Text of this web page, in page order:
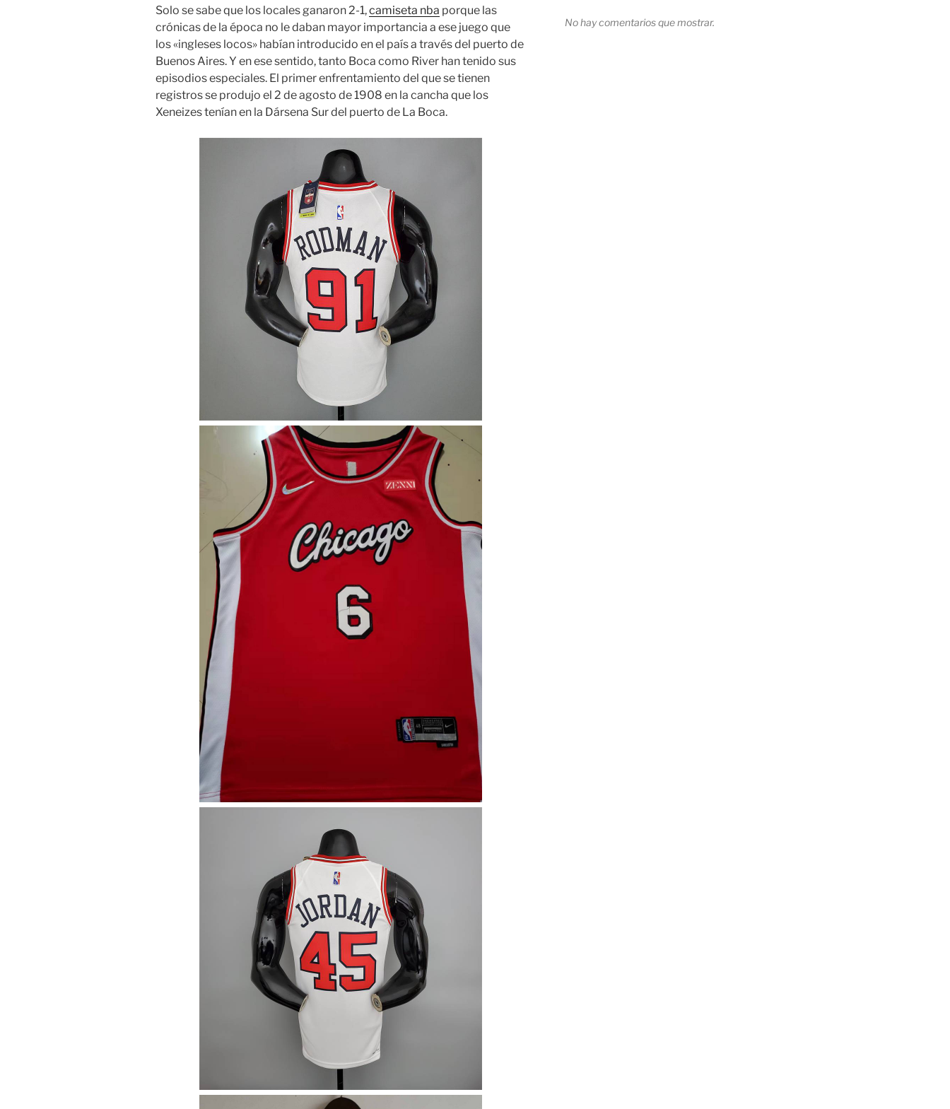
Solo se sabe que los locales ganaron 2-1,camiseta nba porque las
crónicas de la época no le daban mayor importancia a ese juego que
los «ingleses locos» habían introducido en el país a través del puerto de
Buenos Aires. Y en ese sentido, tanto Boca como River han tenido sus
episodios especiales. El primer enfrentamiento del que se tienen
registros se produjo el 2 de agosto de 1908 en la cancha que los
Xeneizes tenían en la Dársena Sur del puerto de La Boca.
No hay comentarios que mostrar.